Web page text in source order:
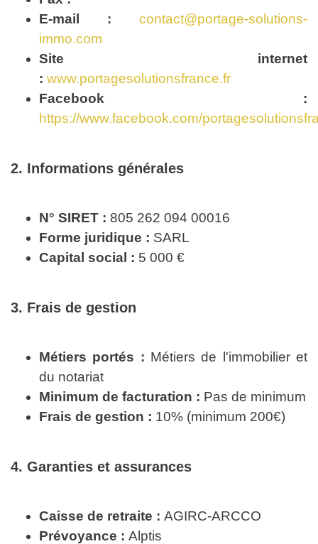
E-mail :
contact@portage-solutions-
immo.com
Site internet
: www.portagesolutionsfrance.fr
Facebook :
https://www.facebook.com/
2. Informations générales
N° SIRET : 805 262 094 00016
Forme juridique : SARL
Capital social : 5 000 €
3. Frais de gestion
Métiers portés : Métiers de l'immobilier et
du notariat
Minimum de facturation : Pas de minimum
Frais de gestion : 10% (minimum 200€)
4. Garanties et assurances
Caisse de retraite : AGIRC-ARCCO
Prévoyance : Alptis